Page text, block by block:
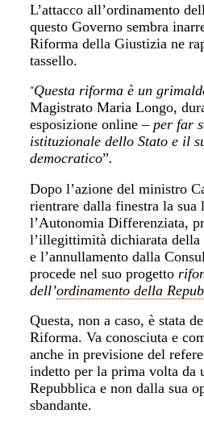
L’attacco all’ordinamento
questo Governo sembra
Riforma della Giustizia ne
tassello.
“Questa riforma è un
Magistrato Maria Longo,
esposizione online –per far
istituzionale dello Stato e il
democratico”.
Dopo l’azione del ministro
rientrare dalla finestra la sua
l’Autonomia Differenziata,
l’illegittimità dichiarata
e l’annullamento dalla
procede nel suo progetto
dell’ordinamento della
Questa, non a caso, è stata
Riforma. Va conosciuta e
anche in previsione del
indetto per la prima volta da
Repubblica e non dalla sua
sbandante.